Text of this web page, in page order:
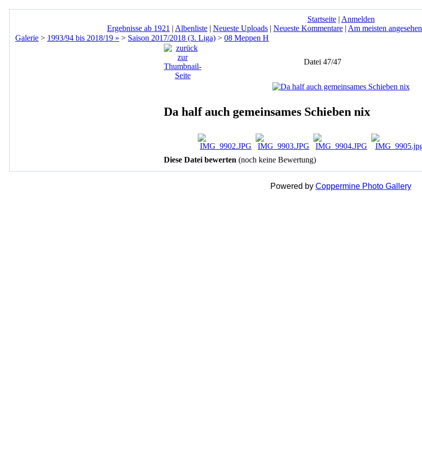
Startseite| Anmelden
Ergebnisse ab 1921 | Albenliste | Neueste Uploads | Neueste Kommentare | Am meisten angesehen
Galerie > 1993/94 bis 2018/19 » > Saison 2017/2018 (3. Liga) > 08 Meppen H
Datei 47/47
Da half auch gemeinsames Schieben nix
Diese Datei bewerten (noch keine Bewertung)
Powered by Coppermine Photo Gallery